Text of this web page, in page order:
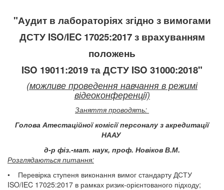
"Аудит в лабораторіях згідно з вимогами
ДСТУ ISO/IEC 17025:2017 з врахуванням
положень
ISO 19011:2019 та ДСТУ ISO 31000:2018"
(можливе проведення навчання в режимі
відеоконференції)
Заняття проводять:
Голова Атестаційної комісії персоналу з акредитації
НААУ
д-р фіз.-мат. наук, проф. Новіков В.М.
Розглядаються питання:
• Перевірка ступеня виконання вимог стандарту ДСТУ
ISO/IEC 17025:2017 в рамках ризик-орієнтованого підходу;